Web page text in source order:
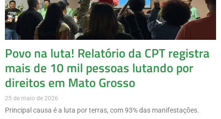
Povo na luta! Relatório da CPT registra
mais de 10 mil pessoas lutando por
direitos em Mato Grosso
25 de maio de 2026
Principal causa é a luta por terras, com 93% das manifestações.